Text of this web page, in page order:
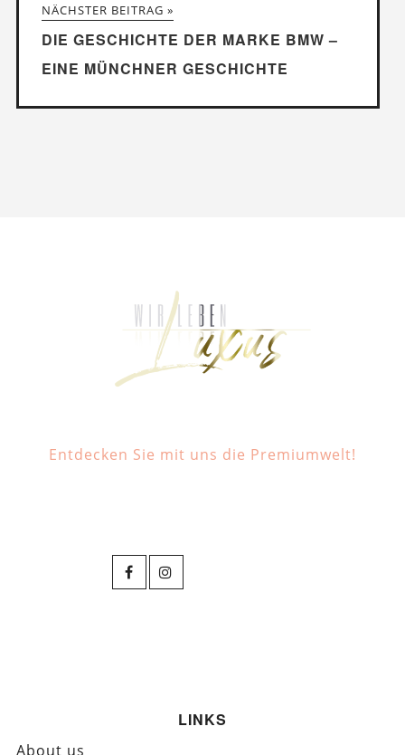
NÄCHSTER BEITRAG »
DIE GESCHICHTE DER MARKE BMW –
EINE MÜNCHNER GESCHICHTE
Entdecken Sie mit uns die Premiumwelt!
LINKS
About us